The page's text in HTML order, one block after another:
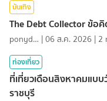
บันเทิง
The Debt Collector ข้อ
ponydiary |06 ส.ค. 2026 | 2
ท่องเที่ยว
ที่เที่ยวเดือนสิงหาคมแบ
ราชบุรี